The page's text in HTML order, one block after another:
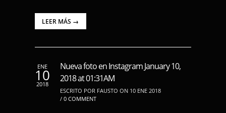
LEER MÁS →
ENE
10
2018
Nueva foto en Instagram January 10,
2018 at 01:31AM
ESCRITO POR FAUSTO ON 10 ENE 2018
/ 0 COMMENT